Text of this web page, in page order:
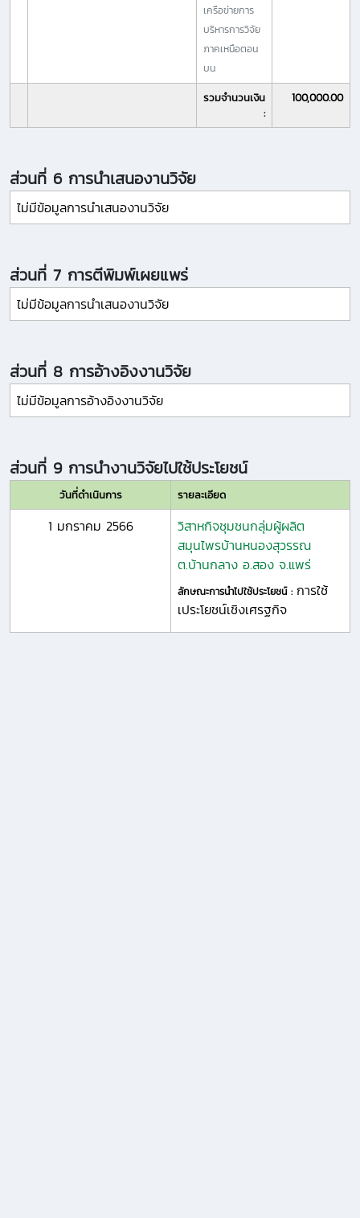
เครือข่ายการ
บริหารการวิจัย
ภาคเหนือตอน
บน
รวมจำนวนเงิน
:
100,000.00
ส่วนที่ 6 การนำเสนองานวิจัย
ไม่มีข้อมูลการนำเสนองานวิจัย
ส่วนที่ 7 การตีพิมพ์เผยแพร่
ไม่มีข้อมูลการนำเสนองานวิจัย
ส่วนที่ 8 การอ้างอิงงานวิจัย
ไม่มีข้อมูลการอ้างอิงงานวิจัย
ส่วนที่ 9 การนำงานวิจัยไปใช้ประโยชน์
วันที่ดำเนินการ รายละเอียด
1 มกราคม 2566
วิสาหกิจชุมชนกลุ่มผู้ผลิต
สมุนไพรบ้านหนองสุวรรณ
ต.บ้านกลาง อ.สอง จ.แพร่
ลักษณะการนำไปใช้ประโยชน์ : การใช้
เประโยชน์เชิงเศรฐกิจ